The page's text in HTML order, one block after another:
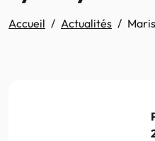
Accueil Actualités